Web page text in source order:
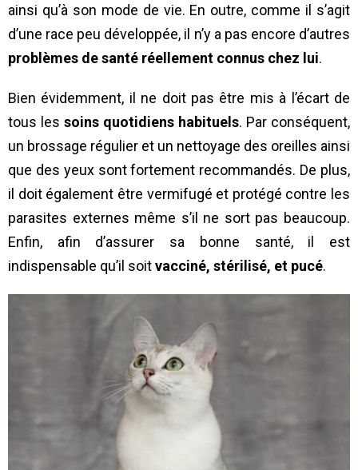
ainsi qu’à son mode de vie. En outre, comme il s’agit
d’une race peu développée, il n’y a pas encore d’autres
problèmes de santé réellement connus chez lui.
Bien évidemment, il ne doit pas être mis à l’écart de
tous les soins quotidiens habituels. Par conséquent,
un brossage régulier et un nettoyage des oreilles ainsi
que des yeux sont fortement recommandés. De plus,
il doit également être vermifugé et protégé contre les
parasites externes même s’il ne sort pas beaucoup.
Enfin, afin d’assurer sa bonne santé, il est
indispensable qu’il soitvacciné, stérilisé, et pucé.